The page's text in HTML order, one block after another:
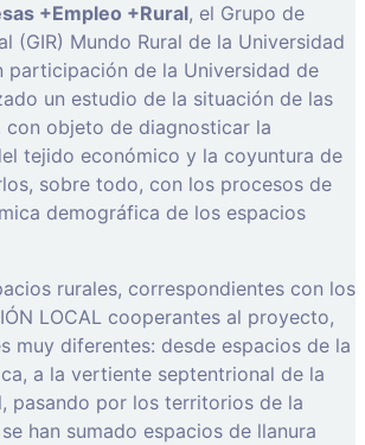
+Empleo +Rural, el Grupo de
(GIR) Mundo Rural de la Universidad
participación de la Universidad de
un estudio de la situación de las
con objeto de diagnosticar la
tejido económico y la coyuntura de
sobre todo, con los procesos de
demográfica de los espacios
rurales, correspondientes con los
LOCAL cooperantes al proyecto,
muy diferentes: desde espacios de la
a la vertiente septentrional de la
pasando por los territorios de la
han sumado espacios de llanura